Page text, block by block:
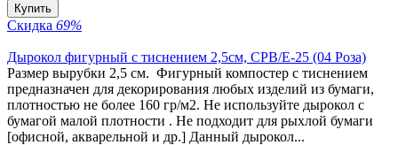
Купить
Скидка 69%
Дырокол фигурный c тиснением 2,5см, CPB/E-25 (04 Роза)
Размер вырубки 2,5 см. Фигурный компостер с тиснением
предназначен для декорирования любых изделий из бумаги,
плотностью не более 160 гр/м2. Не используйте дырокол с
бумагой малой плотности . Не подходит для рыхлой бумаги
[офисной, акварельной и др.] Данный дырокол...